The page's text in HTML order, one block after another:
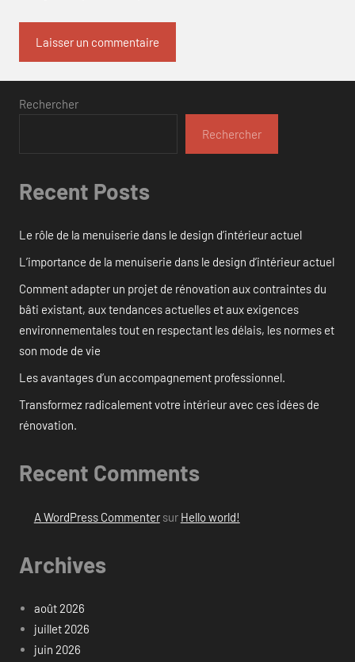
Rechercher
Rechercher
Recent Posts
Le rôle de la menuiserie dans le design d’intérieur actuel
L’importance de la menuiserie dans le design d’intérieur actuel
Comment adapter un projet de rénovation aux contraintes du
bâti existant, aux tendances actuelles et aux exigences
environnementales tout en respectant les délais, les normes et
son mode de vie
Les avantages d’un accompagnement professionnel.
Transformez radicalement votre intérieur avec ces idées de
rénovation.
Recent Comments
A WordPress Commentersur Hello world!
Archives
août 2026
juillet 2026
juin 2026